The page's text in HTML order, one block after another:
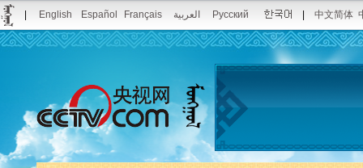
English Español Français العربية Русский 中文简体